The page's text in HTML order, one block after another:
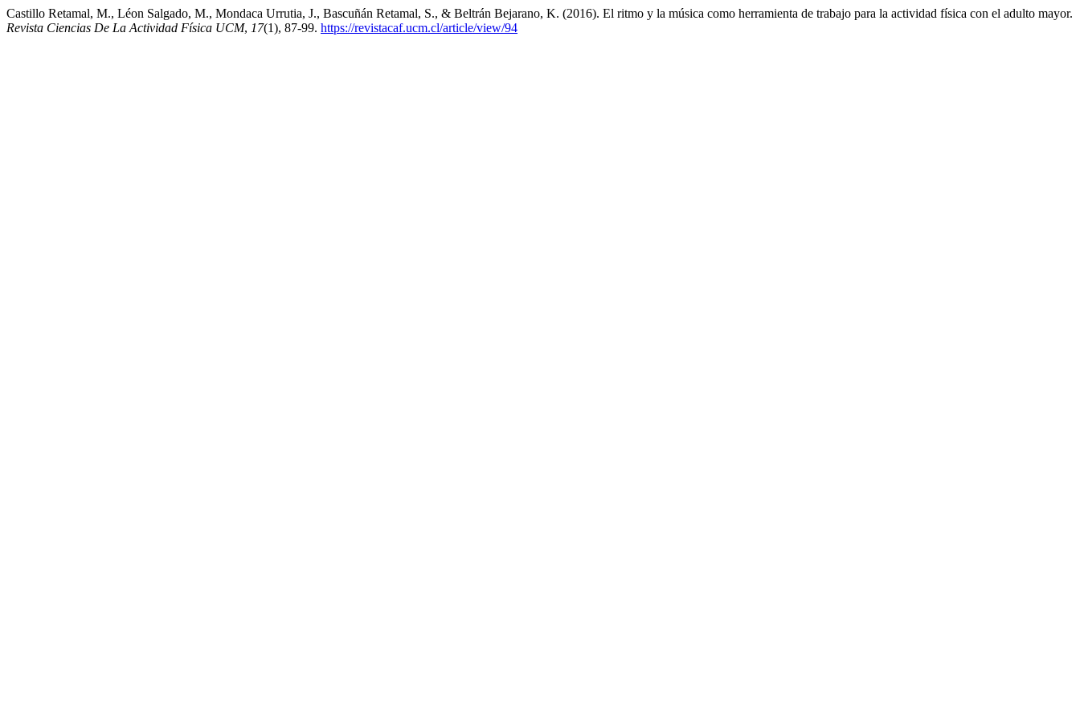
Castillo Retamal, M., Léon Salgado, M., Mondaca Urrutia, J., Bascuñán Retamal, S., & Beltrán Bejarano, K. (2016). El ritmo y la música como herramienta de trabajo para la actividad física con el adulto mayor.
Revista Ciencias De La Actividad Física UCM, 17(1), 87-99. https://revistacaf.ucm.cl/article/view/94